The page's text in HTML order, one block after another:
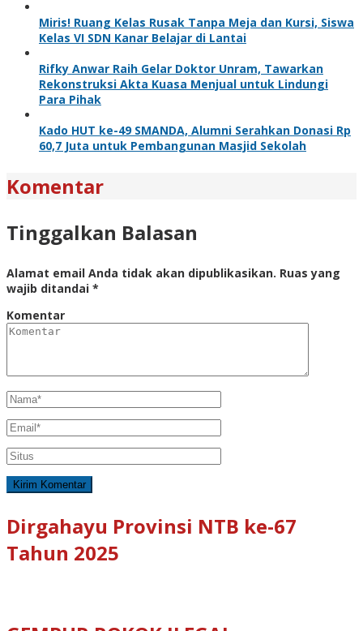
Miris! Ruang Kelas Rusak Tanpa Meja dan Kursi, Siswa
Kelas VI SDN Kanar Belajar di Lantai
Rifky Anwar Raih Gelar Doktor Unram, Tawarkan
Rekonstruksi Akta Kuasa Menjual untuk Lindungi
Para Pihak
Kado HUT ke-49 SMANDA, Alumni Serahkan Donasi Rp
60,7 Juta untuk Pembangunan Masjid Sekolah
Komentar
Tinggalkan Balasan
Alamat email Anda tidak akan dipublikasikan. Ruas yang
wajib ditandai *
Komentar
Dirgahayu Provinsi NTB ke-67
Tahun 2025